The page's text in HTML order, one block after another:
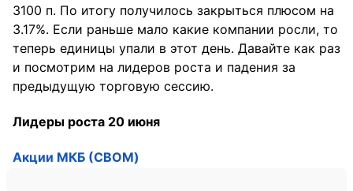
3100 п. По итогу получилось закрыться плюсом на
3.17%. Если раньше мало какие компании росли, то
теперь единицы упали в этот день. Давайте как раз
и посмотрим на лидеров роста и падения за
предыдущую торговую сессию.
Лидеры роста 20 июня
Акции МКБ (CBOM)